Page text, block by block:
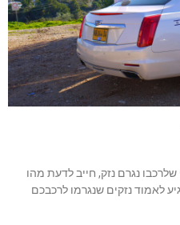
נגרם נזק, חייב לדעת מהו
לאמוד נזקים שנגרמו לרכבכם